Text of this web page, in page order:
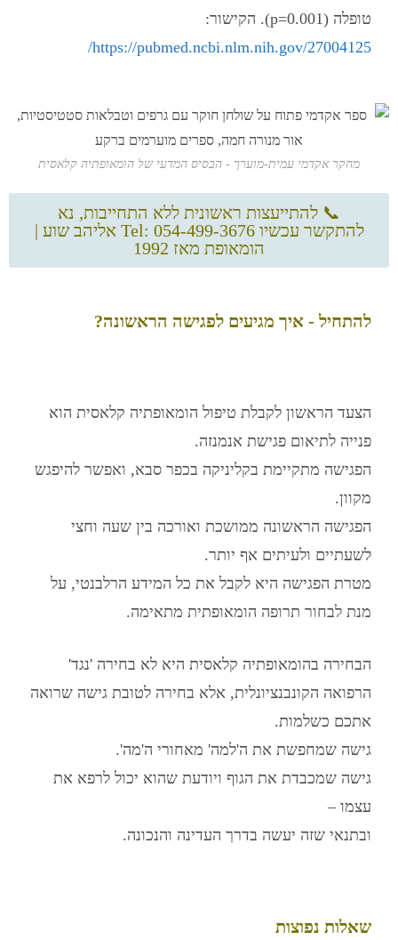
טופלה (p=0.001). הקישור:
https://pubmed.ncbi.nlm.nih.gov/27004125/
מחקר אקדמי עמית-מוערך - הבסיס המדעי של הומאופתיה קלאסית
📞 להתייעצות ראשונית ללא התחייבות, נא
להתקשר עכשיו Tel: 054-499-3676 אליהב שוע |
הומאופת מאז 1992
להתחיל - איך מגיעים לפגישה הראשונה?
הצעד הראשון לקבלת טיפול הומאופתיה קלאסית הוא
פנייה לתיאום פגישת אנמנזה.
הפגישה מתקיימת בקליניקה בכפר סבא, ואפשר להיפגש
מקוון.
הפגישה הראשונה ממושכת ואורכה בין שעה וחצי
לשעתיים ולעיתים אף יותר.
מטרת הפגישה היא לקבל את כל המידע הרלבנטי, על
מנת לבחור תרופה הומאופתית מתאימה.
הבחירה בהומאופתיה קלאסית היא לא בחירה 'נגד'
הרפואה הקונבנציונלית, אלא בחירה לטובת גישה שרואה
אתכם כשלמות.
גישה שמחפשת את ה'למה' מאחורי ה'מה'.
גישה שמכבדת את הגוף ויודעת שהוא יכול לרפא את
עצמו –
ובתנאי שזה יעשה בדרך העדינה והנכונה.
שאלות נפוצות